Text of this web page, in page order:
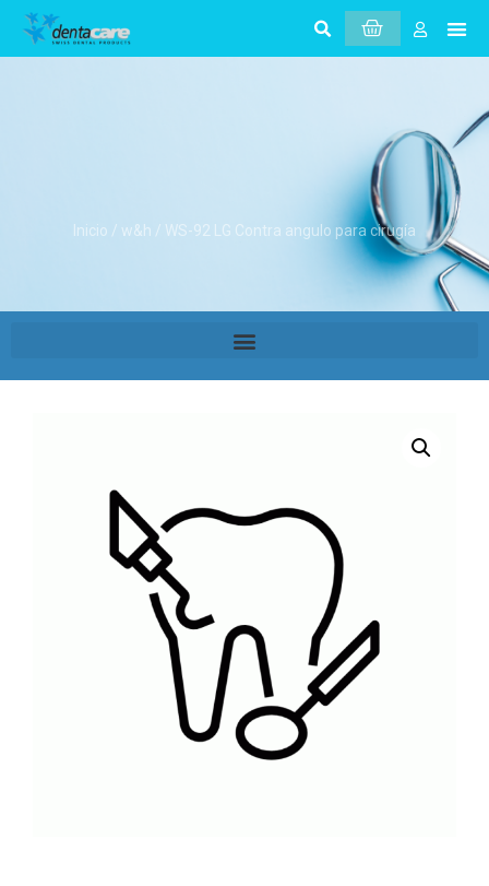
Inicio / w&h / WS-92 LG Contra angulo para cirugía